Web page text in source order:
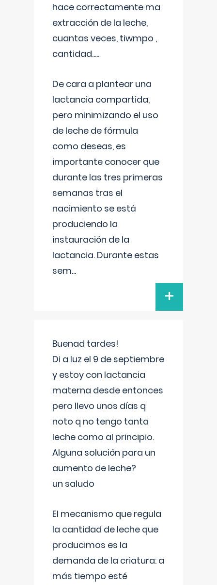
hace correctamente ma
extracción de la leche,
cuantas veces, tiwmpo ,
cantidad.....
De cara a plantear una
lactancia compartida,
pero minimizando el uso
de leche de fórmula
como deseas, es
importante conocer que
durante las tres primeras
semanas tras el
nacimiento se está
produciendo la
instauración de la
lactancia. Durante estas
sem...
+
Buenad tardes!
Di a luz el 9 de septiembre
y estoy con lactancia
materna desde entonces
pero llevo unos días q
noto q no tengo tanta
leche como al principio.
Alguna solución para un
aumento de leche?
un saludo
El mecanismo que regula
la cantidad de leche que
producimos es la
demanda de la criatura: a
más tiempo esté